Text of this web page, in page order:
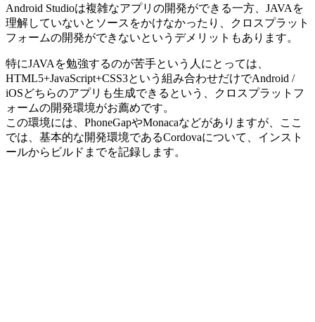
Android Studioは複雑なアプリの開発ができる一方、JAVAを
理解していないとソースをかけなかったり、クロスプラット
フォームの開発ができないというデメリットもあります。
特にJAVAを勉強するのが苦手という人にとっては、
HTML5+JavaScript+CSS3という組み合わせだけでAndroid /
iOSどちらのアプリも生成できるという、クロスプラットフ
ォームの開発環境がお薦めです。
この環境には、PhoneGapやMonacaなどがありますが、ここ
では、基本的な開発環境であるCordovaについて、インスト
ールからビルドまでを記録します。